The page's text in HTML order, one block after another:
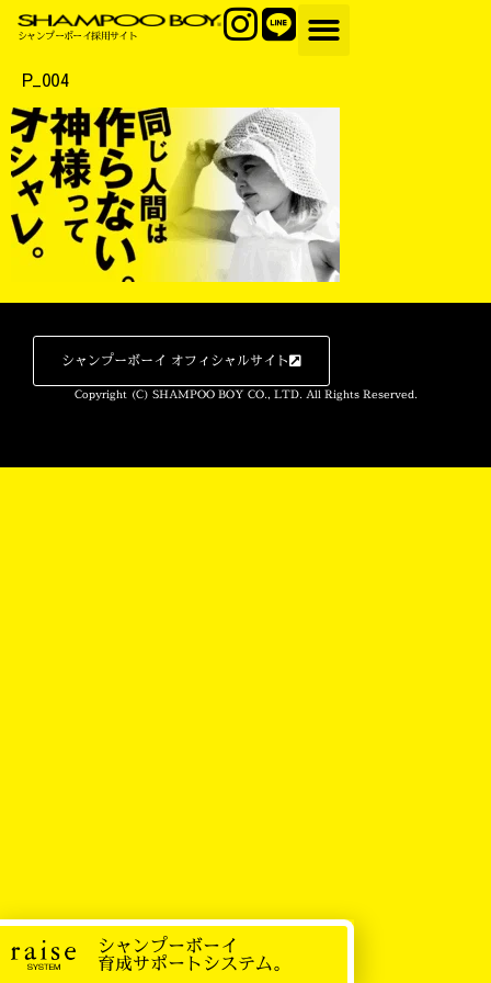
シャンプーボーイ採用サイト
P_004
シャンプーボーイ オフィシャルサイト
Copyright (C) SHAMPOO BOY CO., LTD. All Rights Reserved.
シャンプーボーイ
育成サポートシステム。